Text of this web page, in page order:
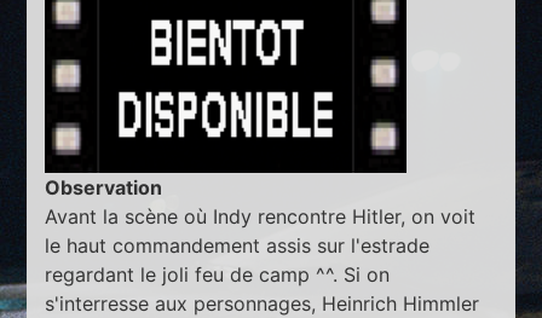
Observation
Avant la scène où Indy rencontre Hitler, on voit
le haut commandement assis sur l'estrade
regardant le joli feu de camp ^^. Si on
s'interresse aux personnages, Heinrich Himmler